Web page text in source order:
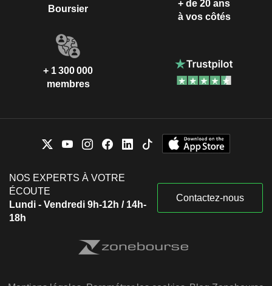
Boursier
+ de 20 ans
à vos côtés
+ 1 300 000
membres
NOS EXPERTS À VOTRE
ÉCOUTE
Lundi - Vendredi 9h-12h / 14h-
18h
Contactez-nous